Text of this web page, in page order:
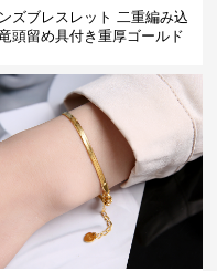
ズブレスレット 二重編み込
頭留め具付き重厚ゴールド